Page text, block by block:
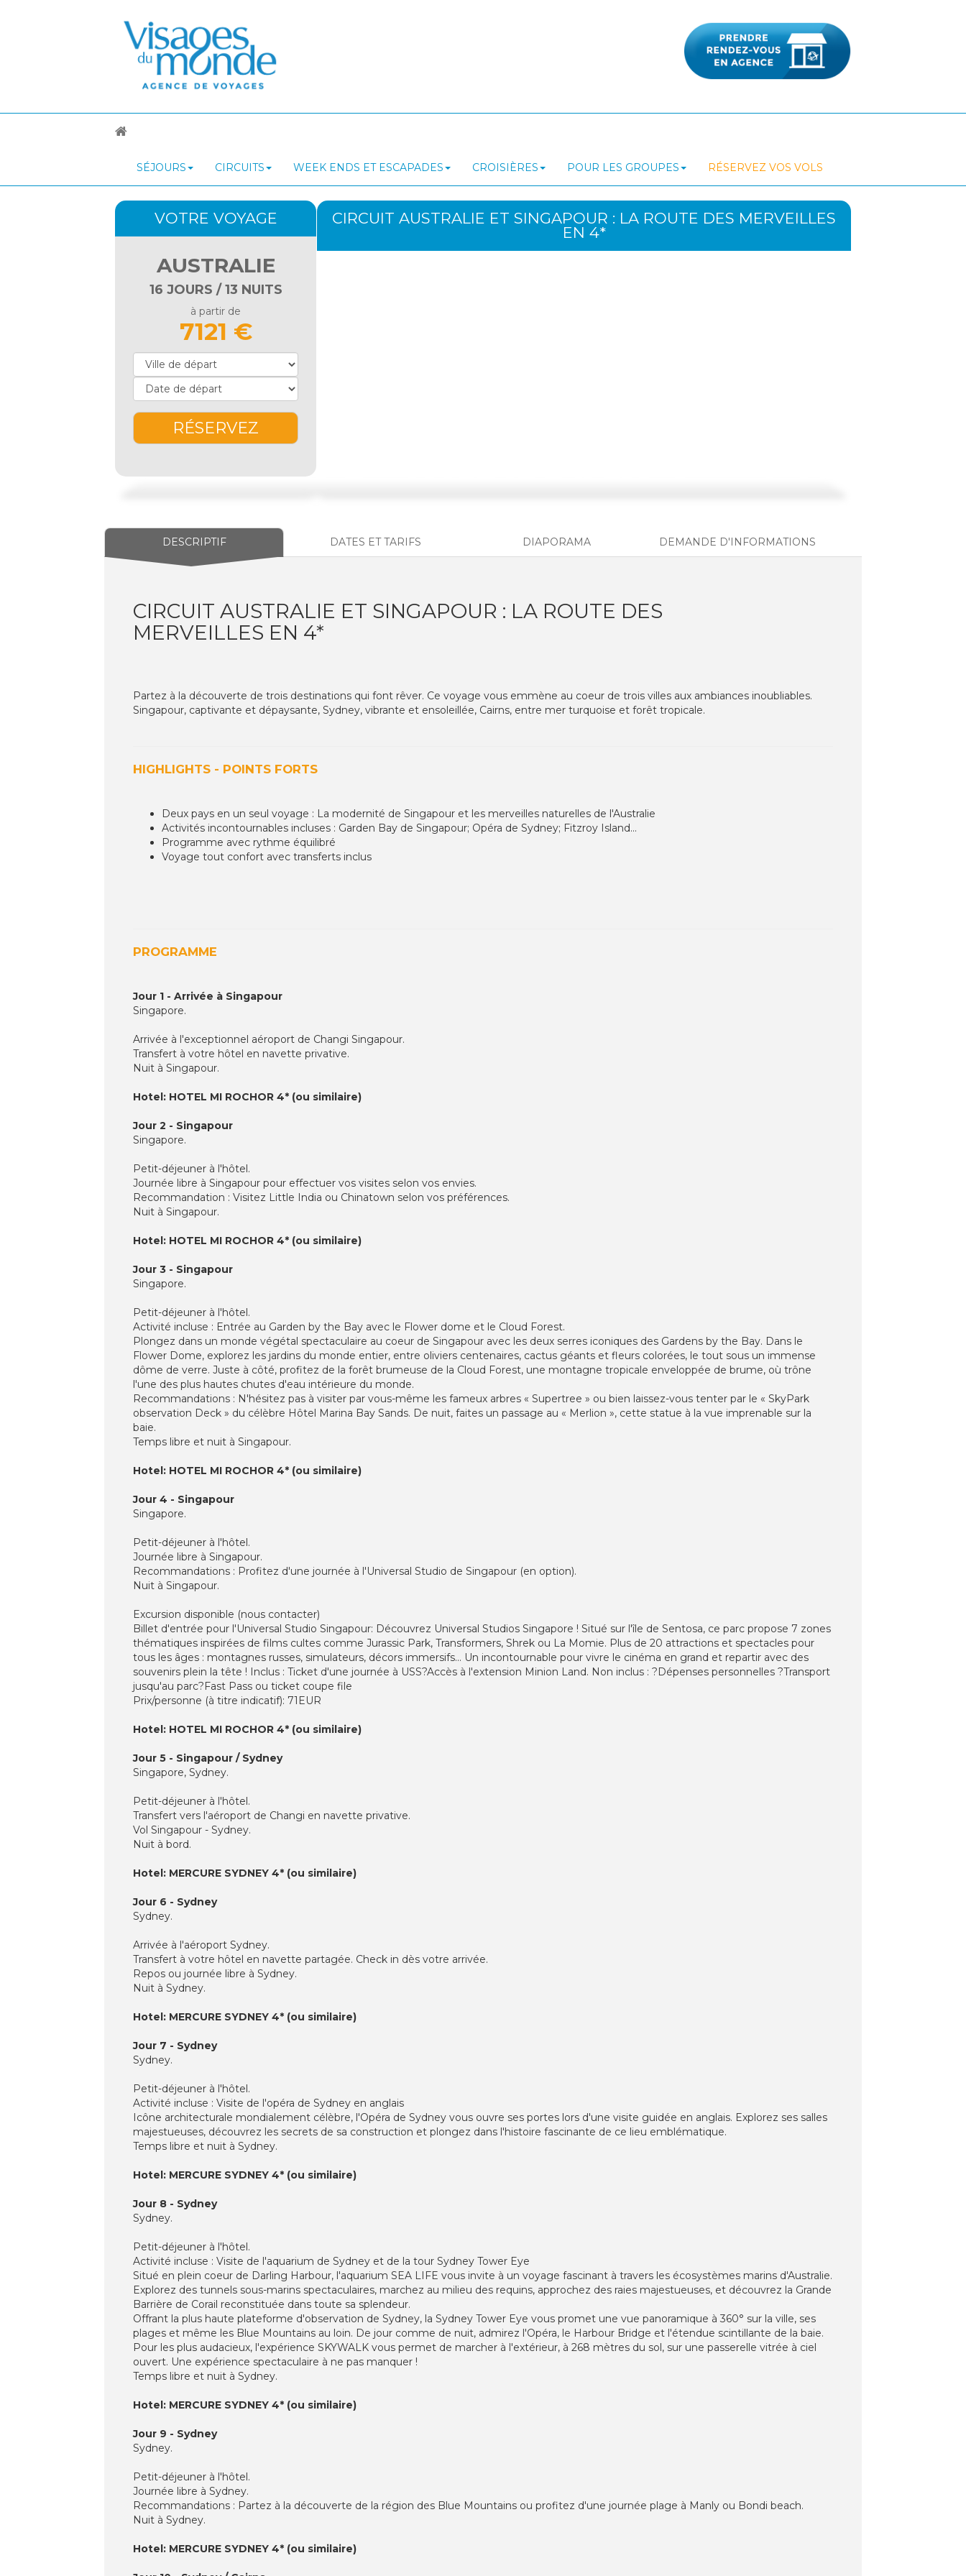
SÉJOURS CIRCUITS WEEK ENDS ET ESCAPADES CROISIÈRES POUR LES GROUPES RÉSERVEZ VOS VOLS
CIRCUIT AUSTRALIE ET SINGAPOUR : LA ROUTE DES MERVEILLES
EN 4*
VOTRE VOYAGE
AUSTRALIE
16 JOURS / 13 NUITS
à partir de
7121 €
RÉSERVEZ
DESCRIPTIF DATES ET TARIFS DIAPORAMA DEMANDE D'INFORMATIONS
CIRCUIT AUSTRALIE ET SINGAPOUR : LA ROUTE DES
MERVEILLES EN 4*
Partez à la découverte de trois destinations qui font rêver. Ce voyage vous emmène au coeur de trois villes aux ambiances inoubliables.
Singapour, captivante et dépaysante, Sydney, vibrante et ensoleillée, Cairns, entre mer turquoise et forêt tropicale.
HIGHLIGHTS - POINTS FORTS
Deux pays en un seul voyage : La modernité de Singapour et les merveilles naturelles de l'Australie
Activités incontournables incluses : Garden Bay de Singapour; Opéra de Sydney; Fitzroy Island...
Programme avec rythme équilibré
Voyage tout confort avec transferts inclus
PROGRAMME
Jour 1 - Arrivée à Singapour
Singapore.
Arrivée à l'exceptionnel aéroport de Changi Singapour.
Transfert à votre hôtel en navette privative.
Nuit à Singapour.
Hotel: HOTEL MI ROCHOR 4* (ou similaire)
Jour 2 - Singapour
Singapore.
Petit-déjeuner à l'hôtel.
Journée libre à Singapour pour effectuer vos visites selon vos envies.
Recommandation : Visitez Little India ou Chinatown selon vos préférences.
Nuit à Singapour.
Hotel: HOTEL MI ROCHOR 4* (ou similaire)
Jour 3 - Singapour
Singapore.
Petit-déjeuner à l'hôtel.
Activité incluse : Entrée au Garden by the Bay avec le Flower dome et le Cloud Forest.
Plongez dans un monde végétal spectaculaire au coeur de Singapour avec les deux serres iconiques des Gardens by the Bay. Dans le
Flower Dome, explorez les jardins du monde entier, entre oliviers centenaires, cactus géants et fleurs colorées, le tout sous un immense
dôme de verre. Juste à côté, profitez de la forêt brumeuse de la Cloud Forest, une montagne tropicale enveloppée de brume, où trône
l'une des plus hautes chutes d'eau intérieure du monde.
Recommandations : N'hésitez pas à visiter par vous-même les fameux arbres « Supertree » ou bien laissez-vous tenter par le « SkyPark
observation Deck » du célèbre Hôtel Marina Bay Sands. De nuit, faites un passage au « Merlion », cette statue à la vue imprenable sur la
baie.
Temps libre et nuit à Singapour.
Hotel: HOTEL MI ROCHOR 4* (ou similaire)
Jour 4 - Singapour
Singapore.
Petit-déjeuner à l'hôtel.
Journée libre à Singapour.
Recommandations : Profitez d'une journée à l'Universal Studio de Singapour (en option).
Nuit à Singapour.
Excursion disponible (nous contacter)
Billet d'entrée pour l'Universal Studio Singapour: Découvrez Universal Studios Singapore ! Situé sur l'île de Sentosa, ce parc propose 7 zones
thématiques inspirées de films cultes comme Jurassic Park, Transformers, Shrek ou La Momie. Plus de 20 attractions et spectacles pour
tous les âges : montagnes russes, simulateurs, décors immersifs... Un incontournable pour vivre le cinéma en grand et repartir avec des
souvenirs plein la tête ! Inclus : Ticket d'une journée à USS?Accès à l'extension Minion Land. Non inclus : ?Dépenses personnelles ?Transport
jusqu'au parc?Fast Pass ou ticket coupe file
Prix/personne (à titre indicatif): 71EUR
Hotel: HOTEL MI ROCHOR 4* (ou similaire)
Jour 5 - Singapour / Sydney
Singapore, Sydney.
Petit-déjeuner à l'hôtel.
Transfert vers l'aéroport de Changi en navette privative.
Vol Singapour - Sydney.
Nuit à bord.
Hotel: MERCURE SYDNEY 4* (ou similaire)
Jour 6 - Sydney
Sydney.
Arrivée à l'aéroport Sydney.
Transfert à votre hôtel en navette partagée. Check in dès votre arrivée.
Repos ou journée libre à Sydney.
Nuit à Sydney.
Hotel: MERCURE SYDNEY 4* (ou similaire)
Jour 7 - Sydney
Sydney.
Petit-déjeuner à l'hôtel.
Activité incluse : Visite de l'opéra de Sydney en anglais
Icône architecturale mondialement célèbre, l'Opéra de Sydney vous ouvre ses portes lors d'une visite guidée en anglais. Explorez ses salles
majestueuses, découvrez les secrets de sa construction et plongez dans l'histoire fascinante de ce lieu emblématique.
Temps libre et nuit à Sydney.
Hotel: MERCURE SYDNEY 4* (ou similaire)
Jour 8 - Sydney
Sydney.
Petit-déjeuner à l'hôtel.
Activité incluse : Visite de l'aquarium de Sydney et de la tour Sydney Tower Eye
Situé en plein coeur de Darling Harbour, l'aquarium SEA LIFE vous invite à un voyage fascinant à travers les écosystèmes marins d'Australie.
Explorez des tunnels sous-marins spectaculaires, marchez au milieu des requins, approchez des raies majestueuses, et découvrez la Grande
Barrière de Corail reconstituée dans toute sa splendeur.
Offrant la plus haute plateforme d'observation de Sydney, la Sydney Tower Eye vous promet une vue panoramique à 360° sur la ville, ses
plages et même les Blue Mountains au loin. De jour comme de nuit, admirez l'Opéra, le Harbour Bridge et l'étendue scintillante de la baie.
Pour les plus audacieux, l'expérience SKYWALK vous permet de marcher à l'extérieur, à 268 mètres du sol, sur une passerelle vitrée à ciel
ouvert. Une expérience spectaculaire à ne pas manquer !
Temps libre et nuit à Sydney.
Hotel: MERCURE SYDNEY 4* (ou similaire)
Jour 9 - Sydney
Sydney.
Petit-déjeuner à l'hôtel.
Journée libre à Sydney.
Recommandations : Partez à la découverte de la région des Blue Mountains ou profitez d'une journée plage à Manly ou Bondi beach.
Nuit à Sydney.
Hotel: MERCURE SYDNEY 4* (ou similaire)